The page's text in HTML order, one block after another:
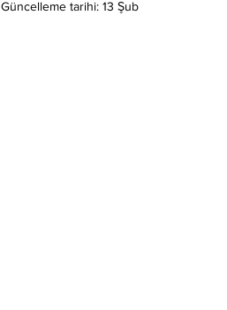
Güncelleme tarihi: 13 Şub